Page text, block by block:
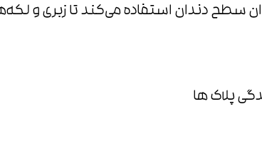
دندان استفاده می‌کند تا زبری و
پلاک ها